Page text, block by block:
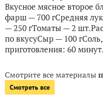
Вкусное мясное второе
фарш — 700 гСредняя
— 250 гТоматы — 2
по вкусуСыр — 100
приготовления: 60
Смотрите все материалы
Смотреть все